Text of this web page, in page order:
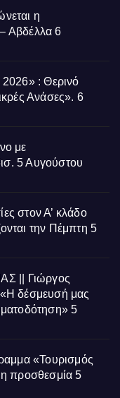
η
Αβδέλλα 6
: Θερινό
Ανάσες». 6
με
5 Αυγούστου
στον Α’ κλάδο
την Πέμπτη 5
|| Γιώργος
δέσμευσή μας
5
«Τουρισμός
προσθεσμία 5